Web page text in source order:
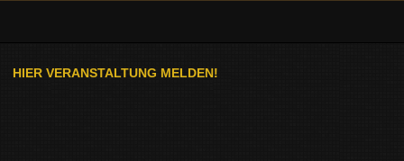
HIER VERANSTALTUNG MELDEN!